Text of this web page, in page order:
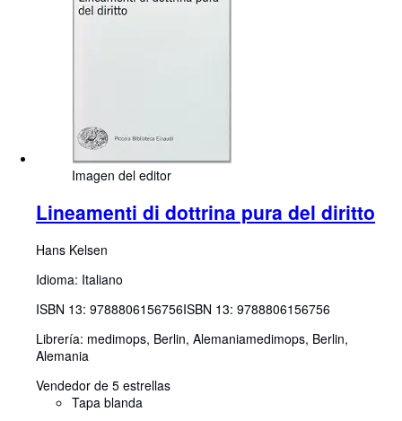
Imagen del editor
Lineamenti di dottrina pura del diritto
Hans Kelsen
Idioma: Italiano
ISBN 13: 9788806156756ISBN 13: 9788806156756
Librería: medimops, Berlin, Alemaniamedimops, Berlin,
Alemania
Vendedor de 5 estrellas
Tapa blanda